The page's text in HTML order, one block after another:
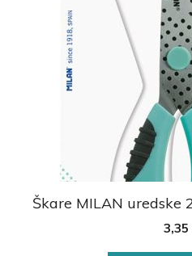
Škare MILAN uredske
3,35